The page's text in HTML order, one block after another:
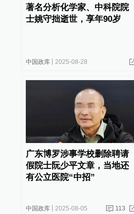
著名分析化学家、中科院院
士姚守拙逝世，享年90岁
中国政库 2025-08-28
广东博罗涉事学校删除聘请
假院士阮少平文章，当地还
有公立医院“中招”
中国政库 2025-08-05 113